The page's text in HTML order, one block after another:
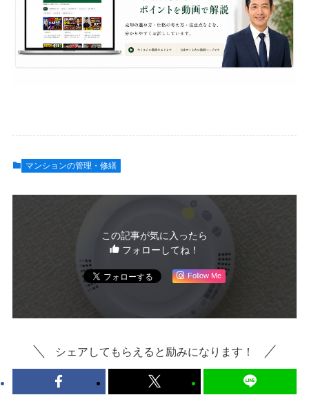
マンションの管理・修繕
この記事が気に入ったら
フォローしてね！
Follow Me
シェアしてもらえると励みになります！